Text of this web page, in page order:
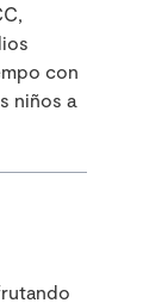
con
niños a